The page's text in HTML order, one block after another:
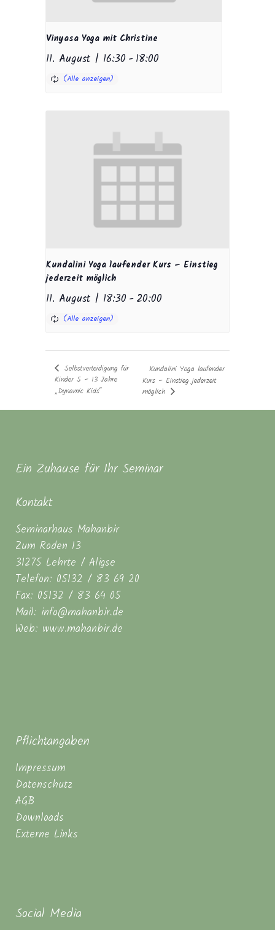
Vinyasa Yoga mit Christine
11. August | 16:30 -18:00
Kundalini Yoga laufender Kurs – Einstieg
jederzeit möglich
11. August | 18:30 -20:00
Selbstverteidigung für
Kinder 5 – 13 Jahre
„Dynamic Kids“
Kundalini Yoga laufender
Kurs – Einstieg jederzeit
möglich
Ein Zuhause für Ihr Seminar
Kontakt
Seminarhaus Mahanbir
Zum Roden 13
31275 Lehrte / Aligse
Telefon: 05132 / 83 69 20
Fax: 05132 / 83 64 05
Mail: info@mahanbir.de
Web: www.mahanbir.de
Pflichtangaben
Impressum
Datenschutz
AGB
Downloads
Externe Links
Social Media